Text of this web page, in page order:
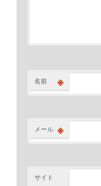
名前 ※
メール ※
サイト